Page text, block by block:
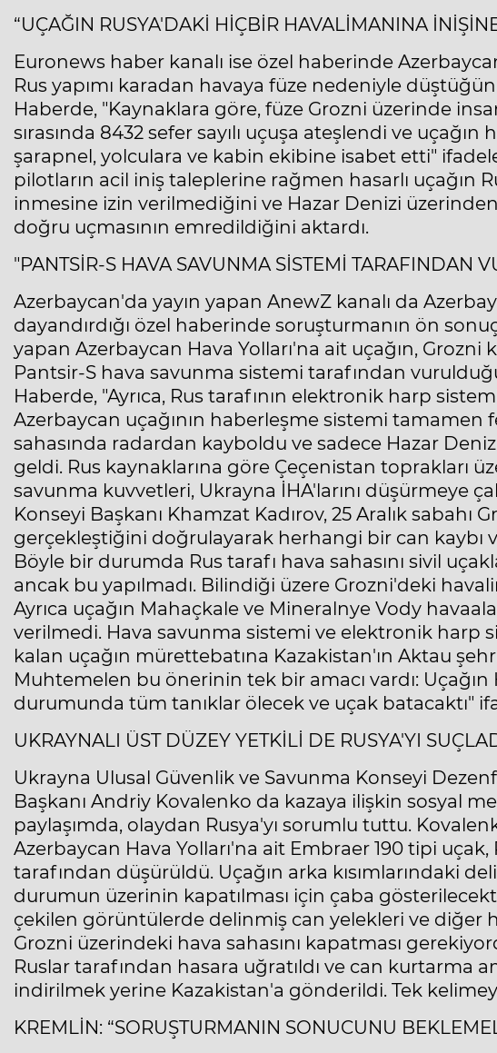
“UÇAĞIN RUSYA'DAKİ HİÇBİR HAVALİMANINA
Euronews haber kanalı ise özel haberinde
Rus yapımı karadan havaya füze nedeniyle
Haberde, "Kaynaklara göre, füze Grozni üzerinde
sırasında 8432 sefer sayılı uçuşa ateşlendi ve
şarapnel, yolculara ve kabin ekibine isabet etti"
pilotların acil iniş taleplerine rağmen hasarlı uçağın
inmesine izin verilmediğini ve Hazar Denizi
doğru uçmasının emredildiğini aktardı.
"PANTSİR-S HAVA SAVUNMA SİSTEMİ TARAFINDAN
Azerbaycan'da yayın yapan AnewZ kanalı da
dayandırdığı özel haberinde soruşturmanın ön
yapan Azerbaycan Hava Yolları'na ait uçağın, Grozni
Pantsir-S hava savunma sistemi tarafından
Haberde, "Ayrıca, Rus tarafının elektronik harp
Azerbaycan uçağının haberleşme sistemi tamamen
sahasında radardan kayboldu ve sadece Hazar
geldi. Rus kaynaklarına göre Çeçenistan toprakları
savunma kuvvetleri, Ukrayna İHA'larını düşürmeye
Konseyi Başkanı Khamzat Kadırov, 25 Aralık sabahı
gerçekleştiğini doğrulayarak herhangi bir can kaybı
Böyle bir durumda Rus tarafı hava sahasını sivil
ancak bu yapılmadı. Bilindiği üzere Grozni'deki
Ayrıca uçağın Mahaçkale ve Mineralnye Vody
verilmedi. Hava savunma sistemi ve elektronik harp
kalan uçağın mürettebatına Kazakistan'ın Aktau
Muhtemelen bu önerinin tek bir amacı vardı:
durumunda tüm tanıklar ölecek ve uçak batacaktı"
UKRAYNALI ÜST DÜZEY YETKİLİ DE RUSYA'YI
Ukrayna Ulusal Güvenlik ve Savunma Konseyi
Başkanı Andriy Kovalenko da kazaya ilişkin sosyal
paylaşımda, olaydan Rusya'yı sorumlu tuttu.
Azerbaycan Hava Yolları'na ait Embraer 190 tipi
tarafından düşürüldü. Uçağın arka kısımlarındaki
durumun üzerinin kapatılması için çaba
çekilen görüntülerde delinmiş can yelekleri ve diğer
Grozni üzerindeki hava sahasını kapatması
Ruslar tarafından hasara uğratıldı ve can kurtarma
indirilmek yerine Kazakistan'a gönderildi. Tek
KREMLİN: “SORUŞTURMANIN SONUCUNU